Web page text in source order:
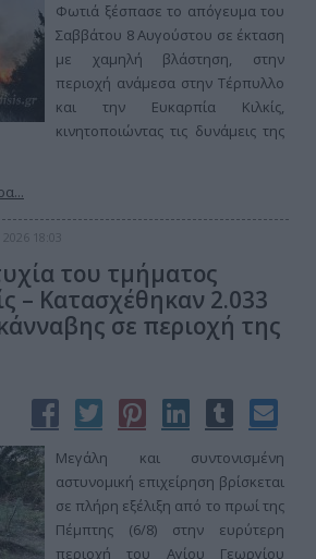
Φωτιά ξέσπασε το απόγευμα του
Σαββάτου 8 Αυγούστου σε έκταση
με χαμηλή βλάστηση, στην
περιοχή ανάμεσα στην Τέρπυλλο
και την Ευκαρπία Κιλκίς,
κινητοποιώντας τις δυνάμεις της
18:03
του τμήματος
– Κατασχέθηκαν 2.033
σε περιοχή της
Μεγάλη και συντονισμένη
αστυνομική επιχείρηση βρίσκεται
σε πλήρη εξέλιξη από το πρωί της
Πέμπτης (6/8) στην ευρύτερη
περιοχή του Αγίου Γεωργίου